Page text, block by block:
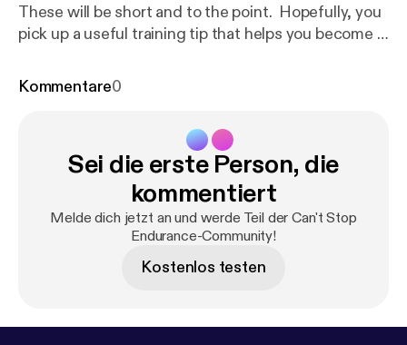
These will be short and to the point. Hopefully, you
pick up a useful training tip that helps you become a
you see your shoes when you run? If so, you are
Kommentare0
Sei die erste Person, die
kommentiert
Melde dich jetzt an und werde Teil der Can't Stop
Endurance-Community!
Kostenlos testen